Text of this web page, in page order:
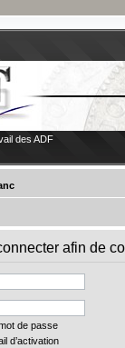
des ADF
afin de
de passe
d’activation